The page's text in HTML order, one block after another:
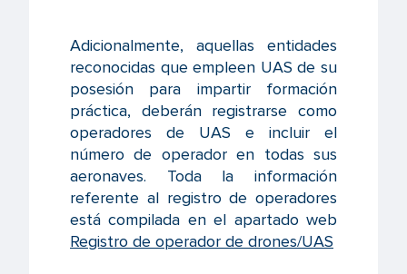
Adicionalmente, aquellas entidades
reconocidas que empleen UAS de su
posesión para impartir formación
práctica, deberán registrarse como
operadores de UAS e incluir el
número de operador en todas sus
aeronaves. Toda la información
referente al registro de operadores
está compilada en el apartado web
Registro de operador de drones/UAS